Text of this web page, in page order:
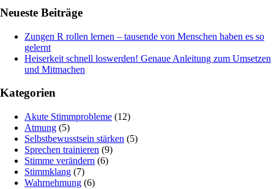
Neueste Beiträge
Zungen R rollen lernen – tausende von Menschen haben es so
gelernt
Heiserkeit schnell loswerden! Genaue Anleitung zum Umsetzen
und Mitmachen
Kategorien
Akute Stimmprobleme (12)
Atmung (5)
Selbstbewusstsein stärken (5)
Sprechen trainieren (9)
Stimme verändern (6)
Stimmklang (7)
Wahrnehmung (6)